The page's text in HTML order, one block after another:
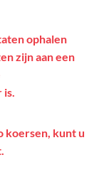
ophalen
zijn aan een
is.
koersen, kunt u